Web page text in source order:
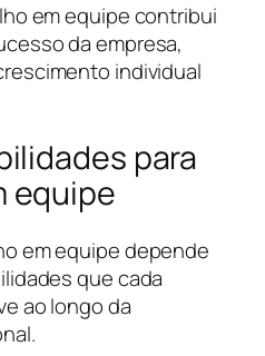
em equipe contribui
da empresa,
individual
para
equipe
em equipe depende
que cada
ao longo da